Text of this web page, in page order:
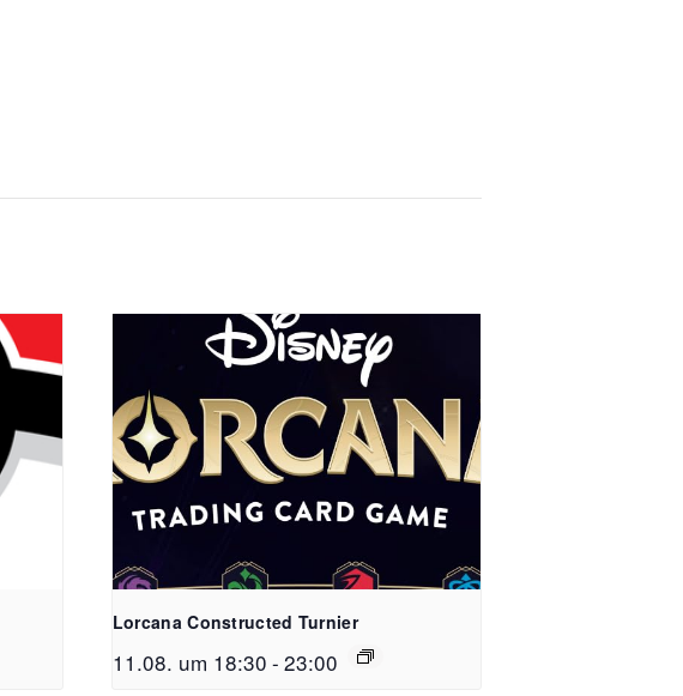
Lorcana Constructed Turnier
11.08. um 18:30 - 23:00